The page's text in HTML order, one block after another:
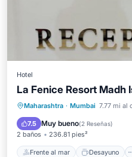
Hotel
La Fenice Resort Madh
Maharashtra · Mumbai 7.77 mi al
7.5 Muy bueno(2 Reseñas)
2 baños 236.81 pies²
Frente al mar Desayuno
Frente al mar
Aparcamiento